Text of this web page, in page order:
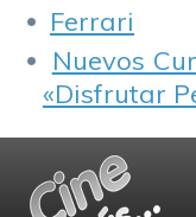
Ferrari
Nuevos
«Disfrutar